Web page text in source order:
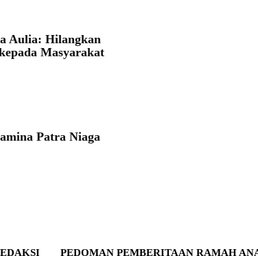
Aulia: Hilangkan
Masyarakat
Patra Niaga
PEDOMAN PEMBERITAAN RAMAH